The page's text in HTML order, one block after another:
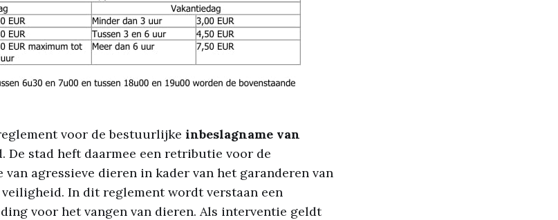
voor de bestuurlijke inbeslagname van
De stad heft daarmee een retributie voor de
agressieve dieren in kader van het garanderen van
In dit reglement wordt verstaan een
voor het vangen van dieren. Als interventie geldt